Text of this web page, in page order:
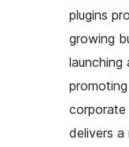
plugins
growing
corporate
delivers a